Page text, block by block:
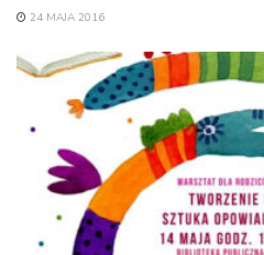
24 MAJA 2016